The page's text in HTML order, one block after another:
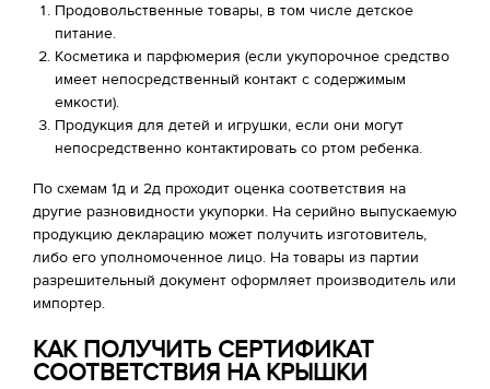
Продовольственные товары, в том числе детское
питание.
Косметика и парфюмерия (если укупорочное средство
имеет непосредственный контакт с содержимым
емкости).
Продукция для детей и игрушки, если они могут
непосредственно контактировать со ртом ребенка.
По схемам 1д и 2д проходит оценка соответствия на
другие разновидности укупорки. На серийно выпускаемую
продукцию декларацию может получить изготовитель,
либо его уполномоченное лицо. На товары из партии
разрешительный документ оформляет производитель или
импортер.
КАК ПОЛУЧИТЬ СЕРТИФИКАТ
СООТВЕТСТВИЯ НА КРЫШКИ